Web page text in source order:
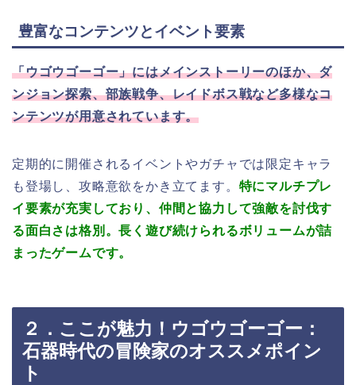
豊富なコンテンツとイベント要素
「ウゴウゴーゴー」にはメインストーリーのほか、ダ
ンジョン探索、部族戦争、レイドボス戦など多様なコ
ンテンツが用意されています。
定期的に開催されるイベントやガチャでは限定キャラ
も登場し、攻略意欲をかき立てます。 特にマルチプレ
イ要素が充実しており、仲間と協力して強敵を討伐す
る面白さは格別。長く遊び続けられるボリュームが詰
まったゲームです。
２．ここが魅力！ウゴウゴーゴー：
石器時代の冒険家のオススメポイン
ト